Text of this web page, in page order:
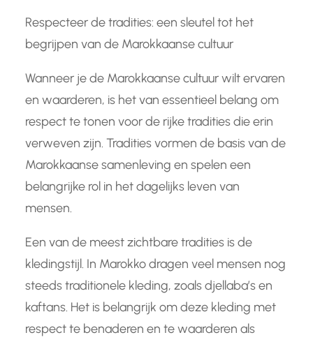
Respecteer de tradities: een sleutel tot het
begrijpen van de Marokkaanse cultuur
Wanneer je de Marokkaanse cultuur wilt ervaren
en waarderen, is het van essentieel belang om
respect te tonen voor de rijke tradities die erin
verweven zijn. Tradities vormen de basis van de
Marokkaanse samenleving en spelen een
belangrijke rol in het dagelijks leven van
mensen.
Een van de meest zichtbare tradities is de
kledingstijl. In Marokko dragen veel mensen nog
steeds traditionele kleding, zoals djellaba’s en
kaftans. Het is belangrijk om deze kleding met
respect te benaderen en te waarderen als